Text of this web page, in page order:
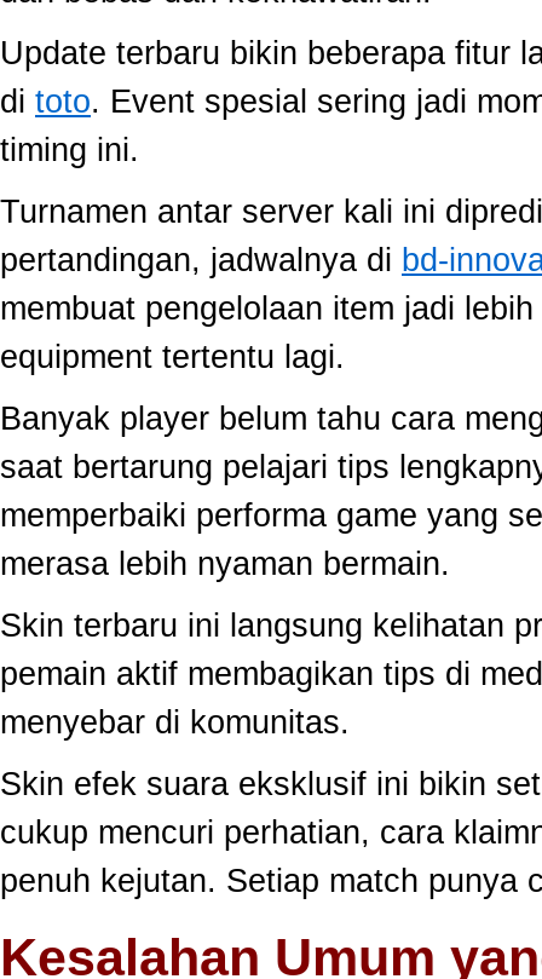
Update terbaru bikin beberapa fitur
di toto. Event spesial sering jadi
timing ini.
Turnamen antar server kali ini
pertandingan, jadwalnya di bd-
membuat pengelolaan item jadi
equipment tertentu lagi.
Banyak player belum tahu cara
saat bertarung pelajari tips
memperbaiki performa game yang
merasa lebih nyaman bermain.
Skin terbaru ini langsung kelihatan
pemain aktif membagikan tips di
menyebar di komunitas.
Skin efek suara eksklusif ini bikin
cukup mencuri perhatian, cara
penuh kejutan. Setiap match punya
Kesalahan Umum